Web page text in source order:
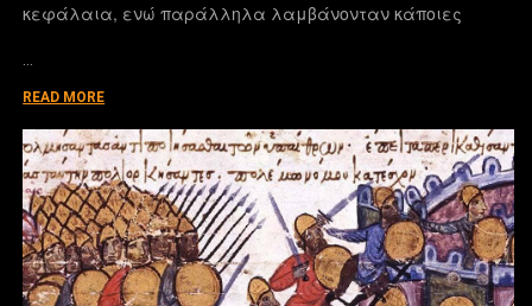
κεφάλαια, ενώ παράλληλα λαμβάνονταν κάποιες
…
READ MORE